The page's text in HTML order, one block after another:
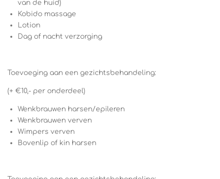
van de huid)
Kobido massage
Lotion
Dag of nacht verzorging
Toevoeging aan een gezichtsbehandeling:
(+ €10,- per onderdeel)
Wenkbrauwen harsen/epileren
Wenkbrauwen verven
Wimpers verven
Bovenlip of kin harsen